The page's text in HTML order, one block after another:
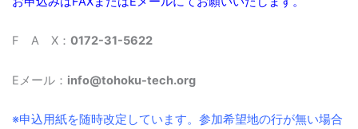
F A X： 0172-31-5622
Eメール： info@tohoku-tech.org
※申込用紙を随時改定しています。参加希望地の行が無い場合